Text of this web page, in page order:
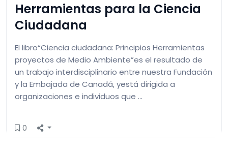
Herramientas para la Ciencia
Ciudadana
El libro“Ciencia ciudadana: Principios Herramientas
proyectos de Medio Ambiente”es el resultado de
un trabajo interdisciplinario entre nuestra Fundación
y la Embajada de Canadá, yestá dirigida a
organizaciones e individuos que …
0